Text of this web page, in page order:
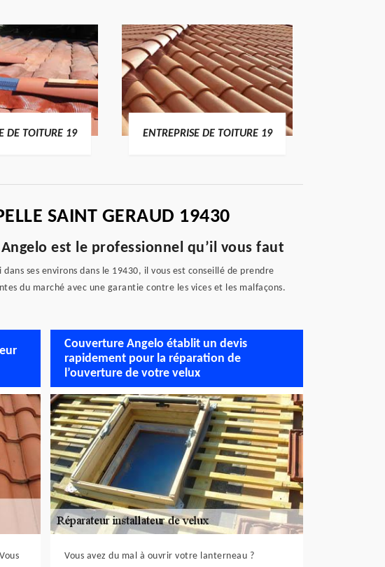
DE TOITURE 19 ENTREPRISE DE TOITURE 19
SAINT GERAUD 19430
est le professionnel qu’il vous faut
ses environs dans le 19430, il vous est conseillé de prendre
du marché avec une garantie contre les vices et les malfaçons.
Couverture Angelo établit un devis
rapidement pour la réparation de
l’ouverture de votre velux
Vous avez du mal à ouvrir votre lanterneau ?